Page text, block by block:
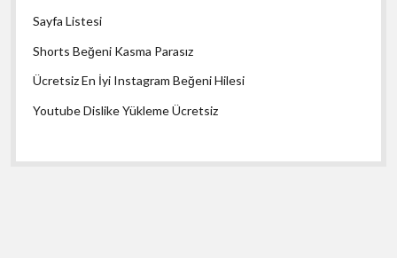
Sayfa Listesi
Shorts Beğeni Kasma Parasız
Ücretsiz En İyi Instagram Beğeni Hilesi
Youtube Dislike Yükleme Ücretsiz